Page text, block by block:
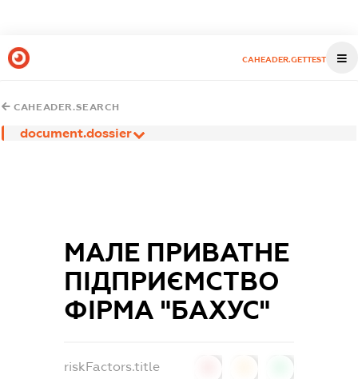
CAHEADER.GETTEST
CAHEADER.SEARCH
document.dossier
МАЛЕ ПРИВАТНЕ
ПІДПРИЄМСТВО
ФІРМА "БАХУС"
riskFactors.title